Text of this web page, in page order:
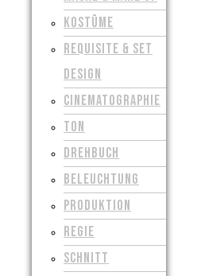
KOSTÜME
REQUISITE & SET
DESIGN
CINEMATOGRAPHIE
TON
DREHBUCH
BELEUCHTUNG
PRODUKTION
REGIE
SCHNITT